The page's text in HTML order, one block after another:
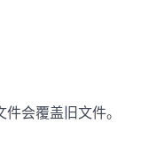
会覆盖旧文件。